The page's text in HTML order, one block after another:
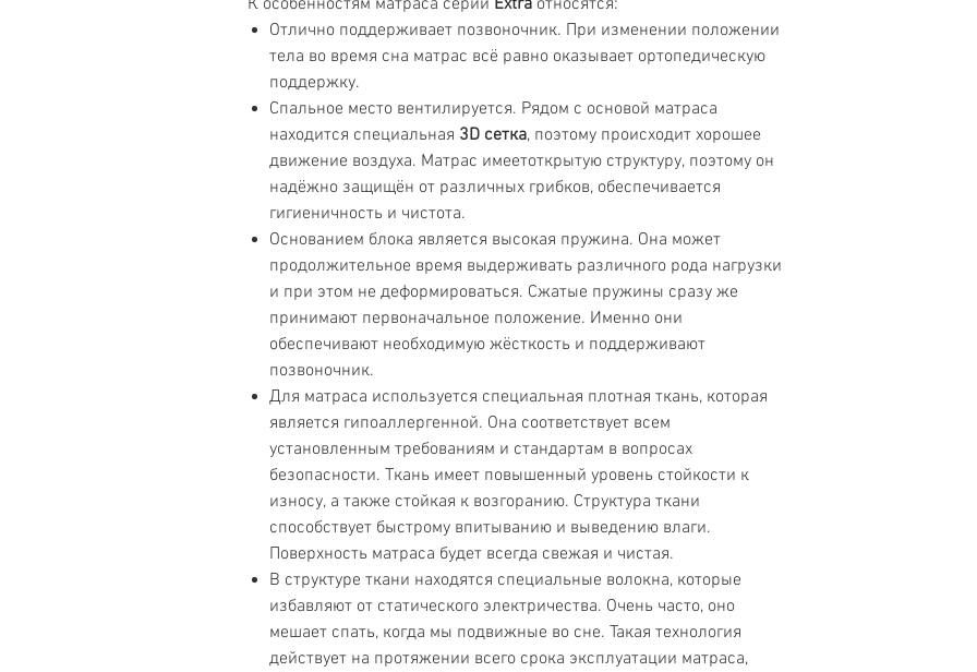
К особенностям матраса серии Extra относятся:
Отлично поддерживает позвоночник. При изменении положении
тела во время сна матрас всё равно оказывает ортопедическую
поддержку.
Спальное место вентилируется. Рядом с основой матраса
находится специальная 3D сетка, поэтому происходит хорошее
движение воздуха. Матрас имеетоткрытую структуру, поэтому он
надёжно защищён от различных грибков, обеспечивается
гигиеничность и чистота.
Основанием блока является высокая пружина. Она может
продолжительное время выдерживать различного рода нагрузки
и при этом не деформироваться. Сжатые пружины сразу же
принимают первоначальное положение. Именно они
обеспечивают необходимую жёсткость и поддерживают
позвоночник.
Для матраса используется специальная плотная ткань, которая
является гипоаллергенной. Она соответствует всем
установленным требованиям и стандартам в вопросах
безопасности. Ткань имеет повышенный уровень стойкости к
износу, а также стойкая к возгоранию. Структура ткани
способствует быстрому впитыванию и выведению влаги.
Поверхность матраса будет всегда свежая и чистая.
В структуре ткани находятся специальные волокна, которые
избавляют от статического электричества. Очень часто, оно
мешает спать, когда мы подвижные во сне. Такая технология
действует на протяжении всего срока эксплуатации матраса,